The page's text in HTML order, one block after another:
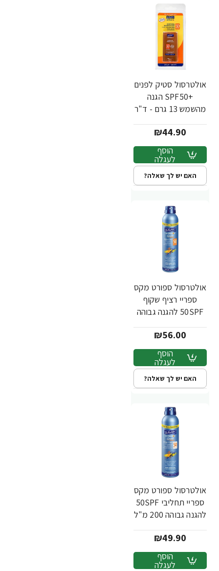
אולטרסול סטיק לפנים
+SPF50 הגנה
מהשמש 13 גרם - ד"ר
₪44.90
הוסף
לעגלה
האם יש לך שאלה?
אולטרסול ספורט מקס
ספריי רציף שקוף
50SPF להגנה גבוהה
Fischer
₪56.00
הוסף
לעגלה
האם יש לך שאלה?
אולטרסול ספורט מקס
ספריי תחליבי 50SPF
להגנה גבוהה 200 מ"ל
₪49.90
הוסף
לעגלה